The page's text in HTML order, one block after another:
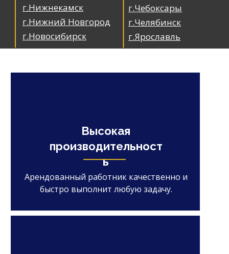
г.Чебоксары
г.Челябинск
г.Ярославль
г.Нижнекамск
г.Нижний Новгород
г.Новосибирск
Высокая
производительност
ь
Арендованный работник качественно и
быстро выполнит любую задачу.